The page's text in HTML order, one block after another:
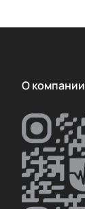
О компании